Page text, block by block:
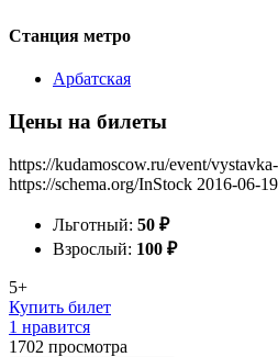
Станция метро
Арбатская
Цены на билеты
https://kudamoscow.ru/event/
https://schema.org/InStock 2016-06-
Льготный: 50 ₽
Взрослый: 100 ₽
5+
Купить билет
1 нравится
1702 просмотра